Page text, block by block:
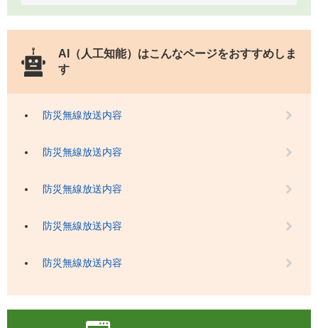
AI（人工知能）はこんなページをおすすめしま
す
防災無線放送内容
防災無線放送内容
防災無線放送内容
防災無線放送内容
防災無線放送内容